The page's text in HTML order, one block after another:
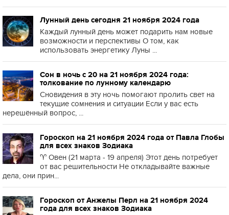
Лунный день сегодня 21 ноября 2024 года
Каждый лунный день может подарить нам новые
возможности и перспективы О том, как
использовать энергетику Луны ...
Сон в ночь с 20 на 21 ноября 2024 года:
толкование по лунному календарю
Сновидения в эту ночь помогают пролить свет на
текущие сомнения и ситуации Если у вас есть
нерешённый вопрос, ...
Гороскоп на 21 ноября 2024 года от Павла Глобы
для всех знаков Зодиака
♈️ Овен (21 марта - 19 апреля) Этот день потребует
от вас решительности Не откладывайте важные
дела, они прин...
Гороскоп от Анжелы Перл на 21 ноября 2024
года для всех знаков Зодиака